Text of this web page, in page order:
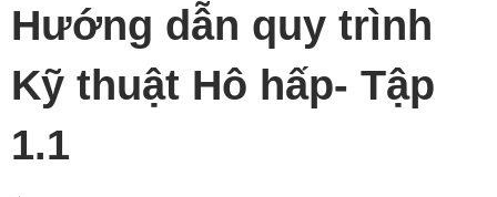
Hướng dẫn quy trình
Kỹ thuật Hô hấp- Tập
1.1